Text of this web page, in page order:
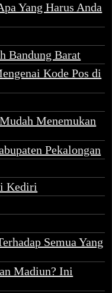
Yang Harus Anda
Bandung Barat
Kode Pos di
Menemukan
Pekalongan
Kediri
Semua Yang
Madiun? Ini